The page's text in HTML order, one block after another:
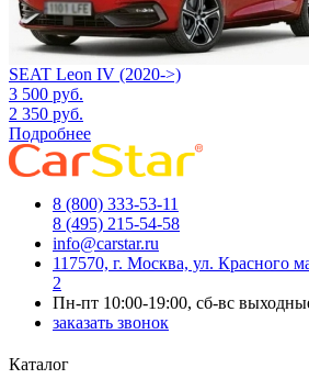
SEAT Leon IV (2020->)
3 500 руб.
2 350 руб.
Подробнее
8 (800) 333-53-11
8 (495) 215-54-58
info@carstar.ru
117570, г. Москва, ул. Красного
2
Пн-пт 10:00-19:00, сб-вс
заказать звонок
Каталог